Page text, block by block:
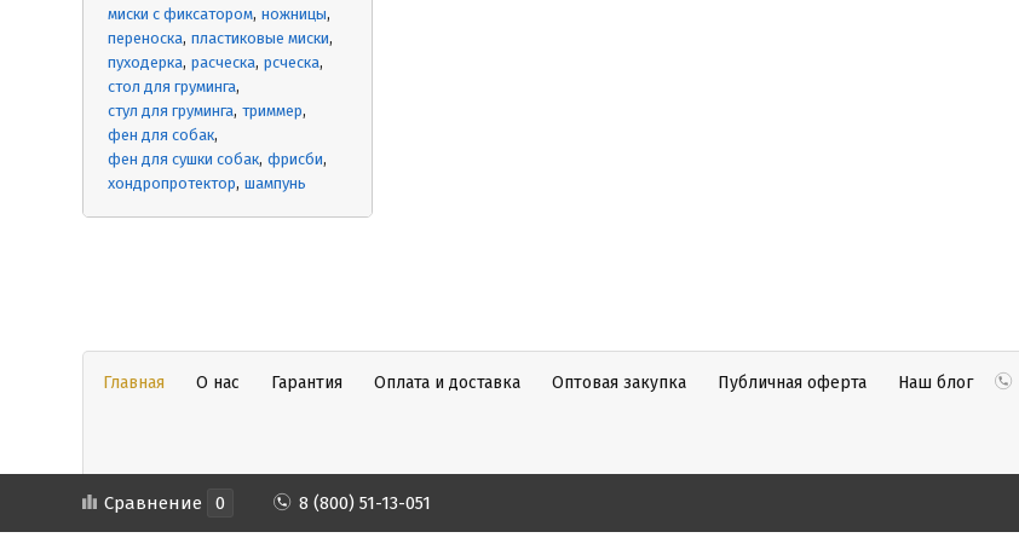
миски с фиксатором ножницы
переноска пластиковые миски
пуходерка расческа рсческа
стол для груминга
стул для груминга триммер
фен для собак
фен для сушки собак фрисби
хондропротектор шампунь
Главная О нас Гарантия Оплата и доставка Оптовая закупка Публичная оферта Наш блог
Copyright © 2013 - 2023 Все права защищены ИП Грибанова ВВ ОГРНИП 309691504800016
Сравнение 0 8 (800) 51-13-051